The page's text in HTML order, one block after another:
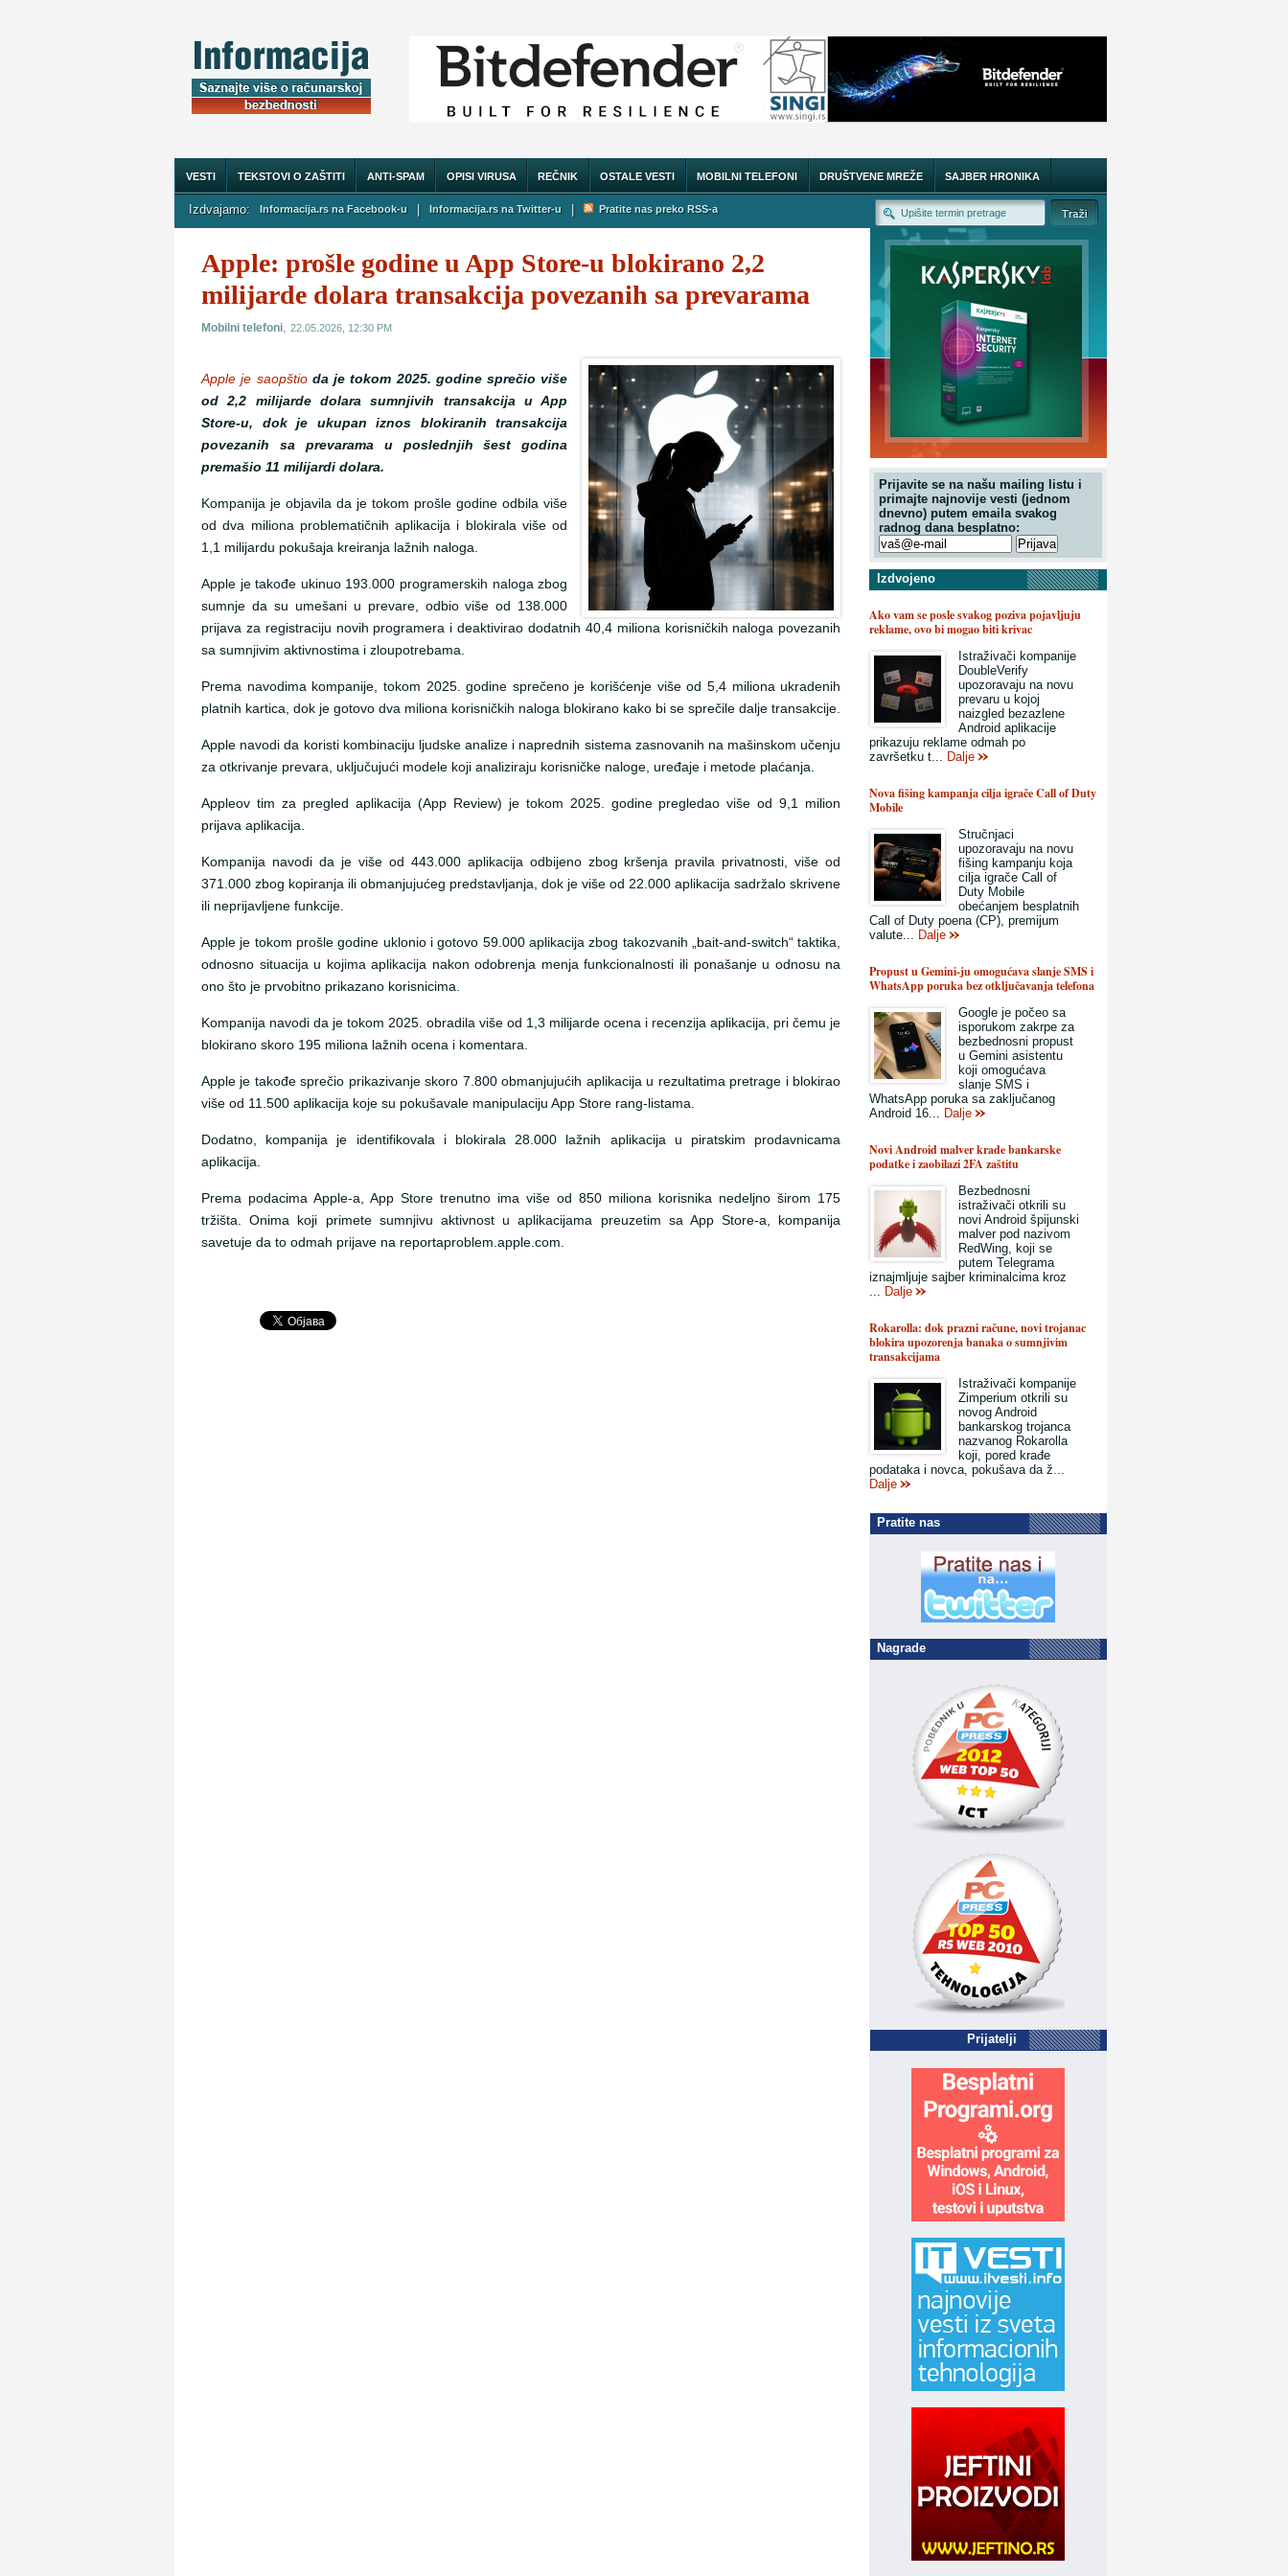
VESTI TEKSTOVI O ZAŠTITI ANTI-SPAM OPISI VIRUSA REČNIK OSTALE VESTI MOBILNI TELEFONI DRUŠTVENE MREŽE SAJBER HRONIKA
O NAMA
Izdvajamo: Informacija.rs na Facebook-u | Informacija.rs na Twitter-u | Pratite nas preko RSS-a
Apple: prošle godine u App Store-u blokirano 2,2
milijarde dolara transakcija povezanih sa prevarama
Mobilni telefoni, 22.05.2026, 12:30 PM
Apple je saopštio da je tokom 2025. godine sprečio više
od 2,2 milijarde dolara sumnjivih transakcija u App
Store-u, dok je ukupan iznos blokiranih transakcija
povezanih sa prevarama u poslednjih šest godina
premašio 11 milijardi dolara.
Kompanija je objavila da je tokom prošle godine odbila više
od dva miliona problematičnih aplikacija i blokirala više od
1,1 milijardu pokušaja kreiranja lažnih naloga.
Apple je takođe ukinuo 193.000 programerskih naloga zbog
sumnje da su umešani u prevare, odbio više od 138.000
prijava za registraciju novih programera i deaktivirao dodatnih 40,4 miliona korisničkih naloga povezanih
sa sumnjivim aktivnostima i zloupotrebama.
Prema navodima kompanije, tokom 2025. godine sprečeno je korišćenje više od 5,4 miliona ukradenih
platnih kartica, dok je gotovo dva miliona korisničkih naloga blokirano kako bi se sprečile dalje transakcije.
Apple navodi da koristi kombinaciju ljudske analize i naprednih sistema zasnovanih na mašinskom učenju
za otkrivanje prevara, uključujući modele koji analiziraju korisničke naloge, uređaje i metode plaćanja.
Appleov tim za pregled aplikacija (App Review) je tokom 2025. godine pregledao više od 9,1 milion
prijava aplikacija.
Kompanija navodi da je više od 443.000 aplikacija odbijeno zbog kršenja pravila privatnosti, više od
371.000 zbog kopiranja ili obmanjujućeg predstavljanja, dok je više od 22.000 aplikacija sadržalo skrivene
ili neprijavljene funkcije.
Apple je tokom prošle godine uklonio i gotovo 59.000 aplikacija zbog takozvanih „bait-and-switch“ taktika,
odnosno situacija u kojima aplikacija nakon odobrenja menja funkcionalnosti ili ponašanje u odnosu na
ono što je prvobitno prikazano korisnicima.
Kompanija navodi da je tokom 2025. obradila više od 1,3 milijarde ocena i recenzija aplikacija, pri čemu je
blokirano skoro 195 miliona lažnih ocena i komentara.
Apple je takođe sprečio prikazivanje skoro 7.800 obmanjujućih aplikacija u rezultatima pretrage i blokirao
više od 11.500 aplikacija koje su pokušavale manipulaciju App Store rang-listama.
Dodatno, kompanija je identifikovala i blokirala 28.000 lažnih aplikacija u piratskim prodavnicama
aplikacija.
Prema podacima Apple-a, App Store trenutno ima više od 850 miliona korisnika nedeljno širom 175
tržišta. Onima koji primete sumnjivu aktivnost u aplikacijama preuzetim sa App Store-a, kompanija
savetuje da to odmah prijave na reportaproblem.apple.com.
Prijavite se na našu mailing listu i
primajte najnovije vesti (jednom
dnevno) putem emaila svakog
radnog dana besplatno:
Izdvojeno
Ako vam se posle svakog poziva pojavljuju
reklame, ovo bi mogao biti krivac
Istraživači kompanije
DoubleVerify
upozoravaju na novu
prevaru u kojoj
naizgled bezazlene
Android aplikacije
prikazuju reklame odmah po
završetku t... Dalje
Nova fišing kampanja cilja igrače Call of Duty
Mobile
Stručnjaci
upozoravaju na novu
fišing kampanju koja
cilja igrače Call of
Duty Mobile
obećanjem besplatnih
Call of Duty poena (CP), premijum
valute... Dalje
Propust u Gemini-ju omogućava slanje SMS i
WhatsApp poruka bez otključavanja telefona
Google je počeo sa
isporukom zakrpe za
bezbednosni propust
u Gemini asistentu
koji omogućava
slanje SMS i
WhatsApp poruka sa zaključanog
Android 16... Dalje
Novi Android malver krade bankarske
podatke i zaobilazi 2FA zaštitu
Bezbednosni
istraživači otkrili su
novi Android špijunski
malver pod nazivom
RedWing, koji se
putem Telegrama
iznajmljuje sajber kriminalcima kroz
... Dalje
Rokarolla: dok prazni račune, novi trojanac
blokira upozorenja banaka o sumnjivim
transakcijama
Istraživači kompanije
Zimperium otkrili su
novog Android
bankarskog trojanca
nazvanog Rokarolla
koji, pored krađe
podataka i novca, pokušava da ž...
Dalje
Pratite nas
Nagrade
Prijatelji